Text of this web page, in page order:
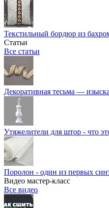
Текстильный бордюр из
Статьи
Все статьи
Декоративная тесьма —
Утяжелители для штор - что
Поролон - один из первых
Видео мастер-класс
Все видео